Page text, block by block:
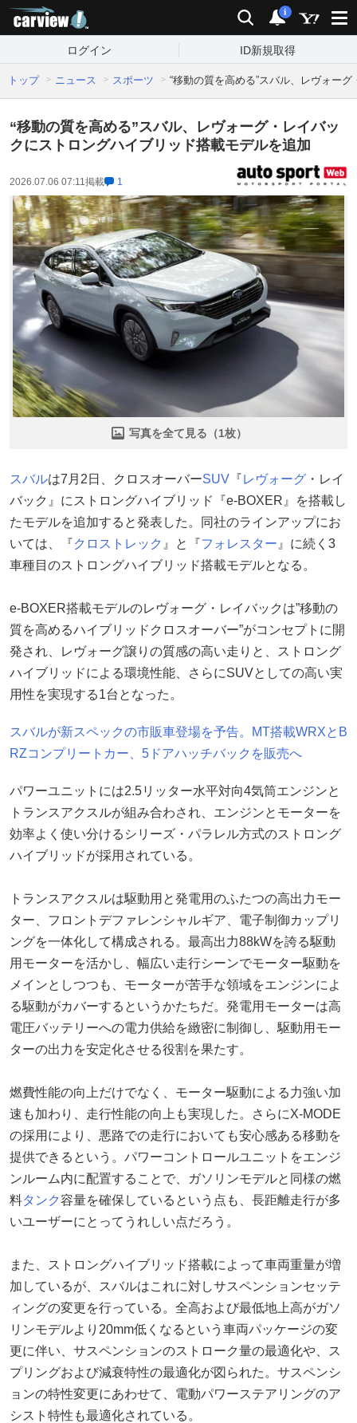
検索 通知
i
ログイン ID新規取得
トップ ニュース スポーツ “移動の質を高める”スバル、レヴォー
“移動の質を高める”スバル、レヴォーグ・レイバッ
クにストロングハイブリッド搭載モデルを追加
2026.07.06 07:11掲載 1
写真を全て見る（1枚）
スバルは7月2日、クロスオーバーSUV 『レヴォーグ ・レイ
バック』にストロングハイブリッド『e-BOXER』を搭載し
たモデルを追加すると発表した。同社のラインアップにお
いては、『クロストレック 』と『フォレスター 』に続く3
車種目のストロングハイブリッド搭載モデルとなる。
e-BOXER搭載モデルのレヴォーグ・レイバックは”移動の
質を高めるハイブリッドクロスオーバー”がコンセプトに開
発され、レヴォーグ譲りの質感の高い走りと、ストロング
ハイブリッドによる環境性能、さらにSUVとしての高い実
用性を実現する1台となった。
スバルが新スペックの市販車登場を予告。MT搭載WRXとB
RZコンプリートカー、5ドアハッチバックを販売へ
パワーユニットには2.5リッター水平対向4気筒エンジンと
トランスアクスルが組み合わされ、エンジンとモーターを
効率よく使い分けるシリーズ・パラレル方式のストロング
ハイブリッドが採用されている。
トランスアクスルは駆動用と発電用のふたつの高出力モー
ター、フロントデファレンシャルギア、電子制御カップリ
ングを一体化して構成される。最高出力88kWを誇る駆動
用モーターを活かし、幅広い走行シーンでモーター駆動を
メインとしつつも、モーターが苦手な領域をエンジンによ
る駆動がカバーするというかたちだ。発電用モーターは高
電圧バッテリーへの電力供給を緻密に制御し、駆動用モー
ターの出力を安定化させる役割を果たす。
燃費性能の向上だけでなく、モーター駆動による力強い加
速も加わり、走行性能の向上も実現した。さらにX-MODE
の採用により、悪路での走行においても安心感ある移動を
提供できるという。パワーコントロールユニットをエンジ
ンルーム内に配置することで、ガソリンモデルと同様の燃
料タンク容量を確保しているという点も、長距離走行が多
いユーザーにとってうれしい点だろう。
また、ストロングハイブリッド搭載によって車両重量が増
加しているが、スバルはこれに対しサスペンションセッテ
ィングの変更を行っている。全高および最低地上高がガソ
リンモデルより20mm低くなるという車両パッケージの変
更に伴い、サスペンションのストローク量の最適化や、ス
プリングおよび減衰特性の最適化が図られた。サスペンシ
ョンの特性変更にあわせて、電動パワーステアリングのア
シスト特性も最適化されている。